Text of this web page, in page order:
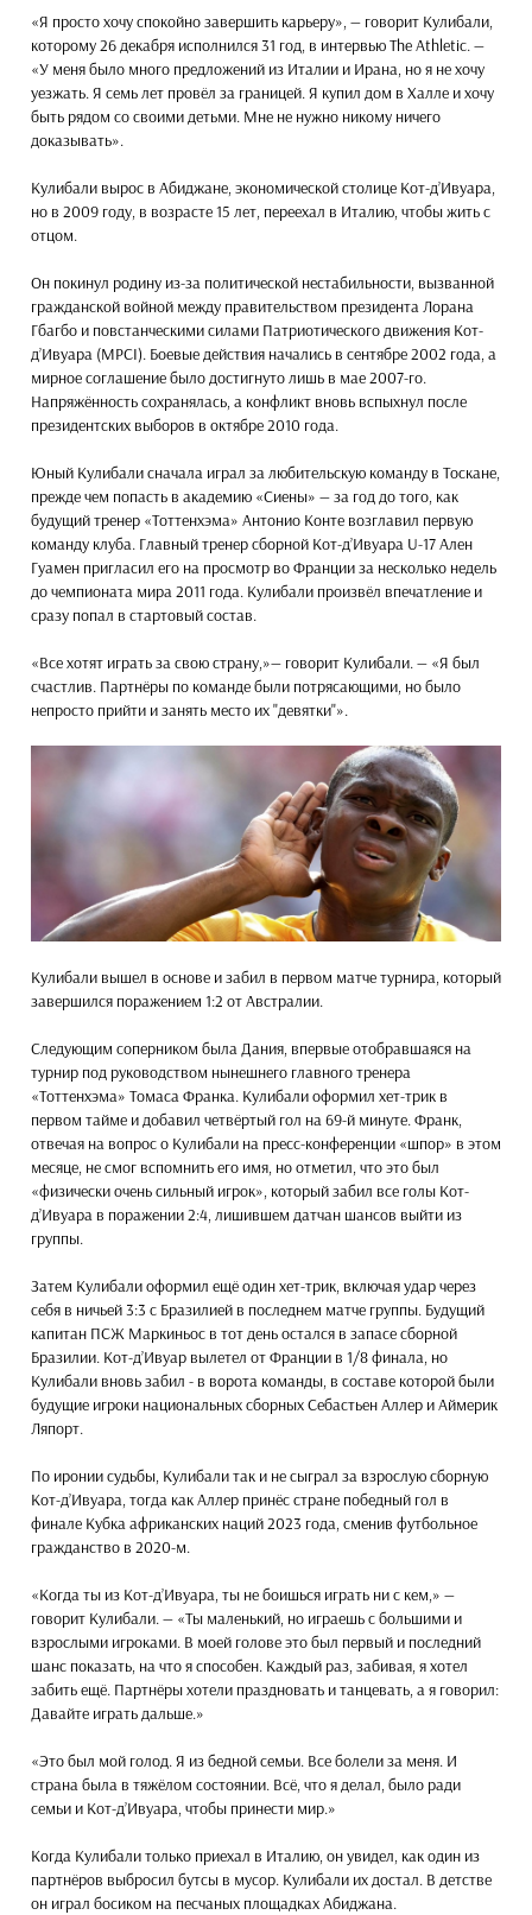
«Я просто хочу спокойно завершить карьеру», — говорит Кулибали,
которому 26 декабря исполнился 31 год, в интервью The Athletic. —
«У меня было много предложений из Италии и Ирана, но я не хочу
уезжать. Я семь лет провёл за границей. Я купил дом в Халле и хочу
быть рядом со своими детьми. Мне не нужно никому ничего
доказывать».
Кулибали вырос в Абиджане, экономической столице Кот-д’Ивуара,
но в 2009 году, в возрасте 15 лет, переехал в Италию, чтобы жить с
отцом.
Он покинул родину из-за политической нестабильности, вызванной
гражданской войной между правительством президента Лорана
Гбагбо и повстанческими силами Патриотического движения Кот-
д’Ивуара (MPCI). Боевые действия начались в сентябре 2002 года, а
мирное соглашение было достигнуто лишь в мае 2007-го.
Напряжённость сохранялась, а конфликт вновь вспыхнул после
президентских выборов в октябре 2010 года.
Юный Кулибали сначала играл за любительскую команду в Тоскане,
прежде чем попасть в академию «Сиены» — за год до того, как
будущий тренер «Тоттенхэма» Антонио Конте возглавил первую
команду клуба. Главный тренер сборной Кот-д’Ивуара U-17 Ален
Гуамен пригласил его на просмотр во Франции за несколько недель
до чемпионата мира 2011 года. Кулибали произвёл впечатление и
сразу попал в стартовый состав.
«Все хотят играть за свою страну,»— говорит Кулибали. — «Я был
счастлив. Партнёры по команде были потрясающими, но было
непросто прийти и занять место их "девятки"».
Кулибали вышел в основе и забил в первом матче турнира, который
завершился поражением 1:2 от Австралии.
Следующим соперником была Дания, впервые отобравшаяся на
турнир под руководством нынешнего главного тренера
«Тоттенхэма» Томаса Франка. Кулибали оформил хет-трик в
первом тайме и добавил четвёртый гол на 69-й минуте. Франк,
отвечая на вопрос о Кулибали на пресс-конференции «шпор» в этом
месяце, не смог вспомнить его имя, но отметил, что это был
«физически очень сильный игрок», который забил все голы Кот-
д’Ивуара в поражении 2:4, лишившем датчан шансов выйти из
группы.
Затем Кулибали оформил ещё один хет-трик, включая удар через
себя в ничьей 3:3 с Бразилией в последнем матче группы. Будущий
капитан ПСЖ Маркиньос в тот день остался в запасе сборной
Бразилии. Кот-д’Ивуар вылетел от Франции в 1/8 финала, но
Кулибали вновь забил - в ворота команды, в составе которой были
будущие игроки национальных сборных Себастьен Аллер и Аймерик
Ляпорт.
По иронии судьбы, Кулибали так и не сыграл за взрослую сборную
Кот-д’Ивуара, тогда как Аллер принёс стране победный гол в
финале Кубка африканских наций 2023 года, сменив футбольное
гражданство в 2020-м.
«Когда ты из Кот-д’Ивуара, ты не боишься играть ни с кем,» —
говорит Кулибали. — «Ты маленький, но играешь с большими и
взрослыми игроками. В моей голове это был первый и последний
шанс показать, на что я способен. Каждый раз, забивая, я хотел
забить ещё. Партнёры хотели праздновать и танцевать, а я говорил:
Давайте играть дальше.»
«Это был мой голод. Я из бедной семьи. Все болели за меня. И
страна была в тяжёлом состоянии. Всё, что я делал, было ради
семьи и Кот-д’Ивуара, чтобы принести мир.»
Когда Кулибали только приехал в Италию, он увидел, как один из
партнёров выбросил бутсы в мусор. Кулибали их достал. В детстве
он играл босиком на песчаных площадках Абиджана.